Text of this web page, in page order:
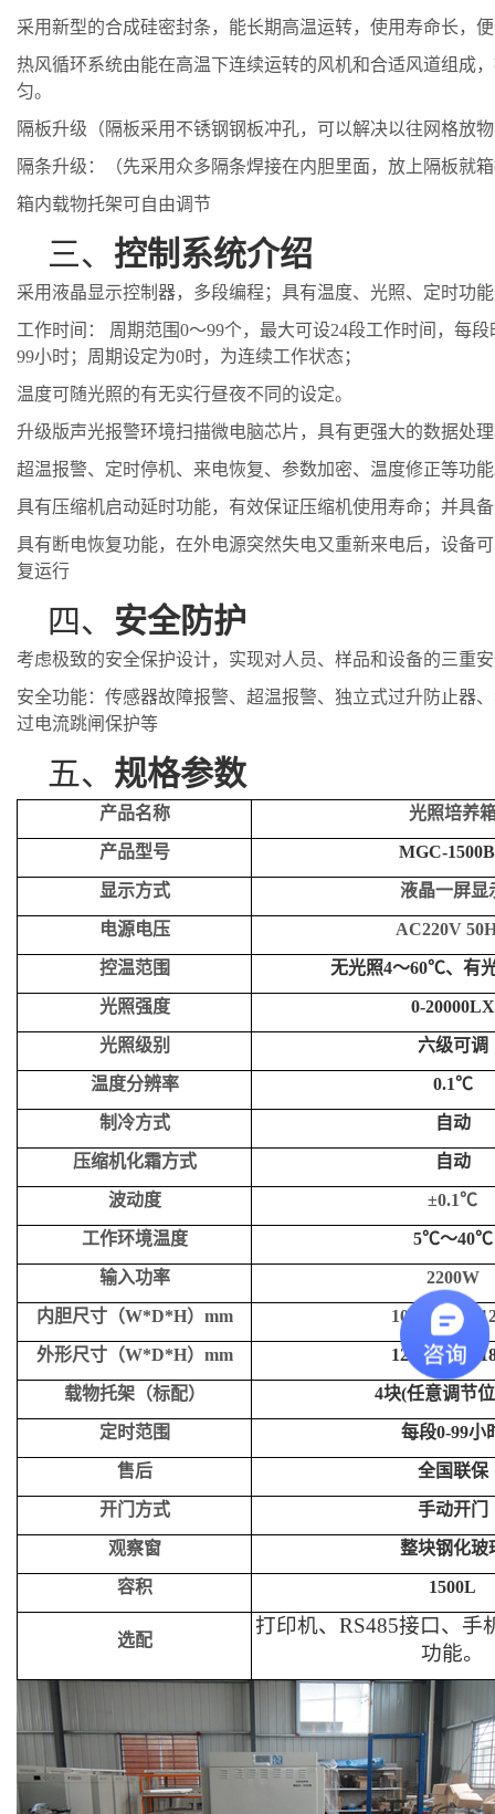
采用新型的合成硅密封条，能长期高温运转，使用寿命长，
热风循环系统由能在高温下连续运转的风机和合适风道组成
匀。
隔板升级（隔板采用不锈钢钢板冲孔，可以解决以往网格放
隔条升级：（先采用众多隔条焊接在内胆里面，放上隔板就
箱内载物托架可自由调节
三、 控制系统介绍
采用液晶显示控制器，多段编程；具有温度、 光照、定时功
工作时间：
周期范围0～99个，最大可设24段工作时间，每
99小时；周期设定为0时，为连续工作状态；
温度可随光照的有无实行昼夜不同的设定。
升级版声光报警环境扫描微电脑芯片，具有更强大的数据处
超温报警、定时停机、来电恢复、参数加密、温度修正等功
具有压缩机启动延时功能，有效保证压缩机使用寿命；并具
具有断电恢复功能，在外电源突然失电又重新来电后，设备
复运行
四、 安全防护
考虑极致的安全保护设计，实现对人员、样品和设备的三重
安全功能：传感器故障报警、超温报警、独立式过升防止器
过电流跳闸保护等
五、 规格参数
产品名称 光照培养
产品型号 MGC-1500
显示方式 液晶一屏显
电源电压 AC220V
控温范围 无光照4～60℃、有
光照强度 0-20000LX
光照级别 六级可调
温度分辨率 0.1℃
制冷方式 自动
压缩机化霜方式 自动
波动度 ±0.1℃
工作环境温度 5℃～40℃
输入功率 2200W
内胆尺寸（W*D*H）mm 1000 *1200 *1
外形尺寸（W*D*H）mm 1245*1515
载物托架（标配） 4块(任意调节
定时范围 每段0-99小
售后 全国联保
开门方式 手动开门
观察窗 整块钢化玻
容积 1500L
选配
打印机、RS485接口、手
功能。